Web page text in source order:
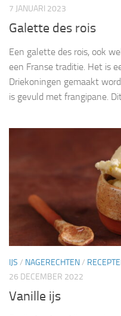
7 JANUARI 2023
Galette des rois
Een galette des rois, ook
een Franse traditie. Het is
Driekoningen gemaakt
is gevuld met frangipane.
IJS / NAGERECHTEN/
26 DECEMBER 2022
Vanille ijs